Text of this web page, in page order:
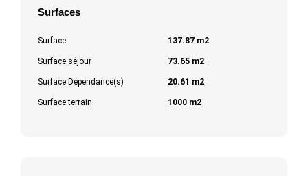
Surfaces
Surface 137.87 m2
Surface séjour 73.65 m2
Surface Dépendance(s) 20.61 m2
Surface terrain 1000 m2